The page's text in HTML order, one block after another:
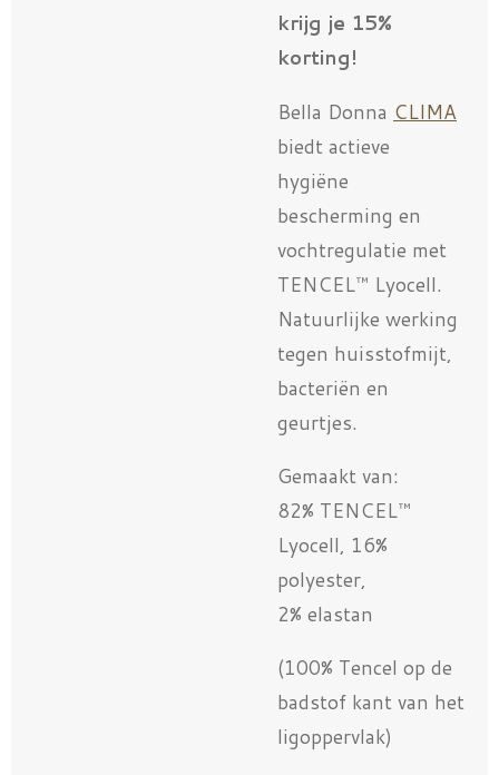
krijg je 15%
korting!
Bella Donna CLIMA
biedt actieve
hygiëne
bescherming en
vochtregulatie met
TENCEL™ Lyocell.
Natuurlijke werking
tegen huisstofmijt,
bacteriën en
geurtjes.
Gemaakt van:
82% TENCEL™
Lyocell, 16%
polyester,
2% elastan
(100% Tencel op de
badstof kant van het
ligoppervlak)